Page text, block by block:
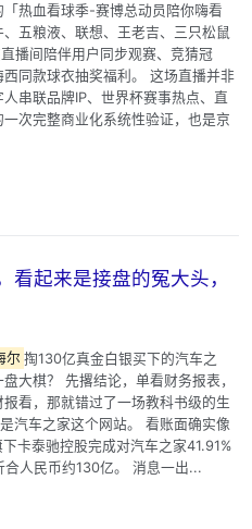
热血看球季-赛博总动员陪你嗨看
五粮液、联想、王老吉、三只松鼠
播间陪伴用户同步观赛、竞猜冠
同款球衣抽奖福利。 这场直播并非
串联品牌IP、世界杯赛事热点、直
次完整商业化系统性验证，也是京
看起来是接盘的冤大头，
尔 掏130亿真金白银买下的汽车之
大棋？ 先撂结论，单看财务报表，
看，那就错过了一场教科书级的生
汽车之家这个网站。 看账面确实像
下卡泰驰控股完成对汽车之家41.91%
人民币约130亿。 消息一出...